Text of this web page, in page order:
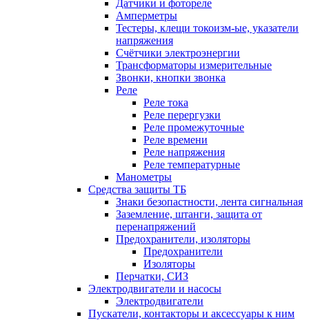
Датчики и фотореле
Амперметры
Тестеры, клещи токоизм-ые, указатели
напряжения
Счётчики электроэнергии
Трансформаторы измерительные
Звонки, кнопки звонка
Реле
Реле тока
Реле перергузки
Реле промежуточные
Реле времени
Реле напряжения
Реле температурные
Манометры
Средства защиты ТБ
Знаки безопастности, лента сигнальная
Заземление, штанги, защита от
перенапряжений
Предохранители, изоляторы
Предохранители
Изоляторы
Перчатки, СИЗ
Электродвигатели и насосы
Электродвигатели
Пускатели, контакторы и аксессуары к ним